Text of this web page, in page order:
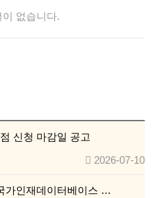
없습니다.
신청 마감일 공고
2026-07-10
가인재데이터베이스 …